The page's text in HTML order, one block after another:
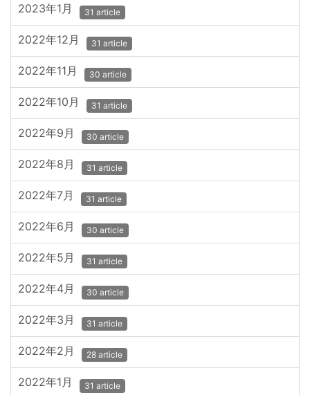
2023年1月 31 article
2022年12月 31 article
2022年11月 30 article
2022年10月 31 article
2022年9月 30 article
2022年8月 31 article
2022年7月 31 article
2022年6月 30 article
2022年5月 31 article
2022年4月 30 article
2022年3月 31 article
2022年2月 28 article
2022年1月 31 article